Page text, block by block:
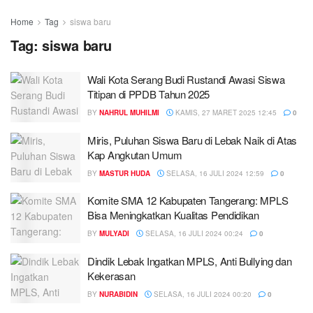
Home Tag siswa baru
Tag: siswa baru
Wali Kota Serang Budi Rustandi Awasi Siswa
Titipan di PPDB Tahun 2025
BY NAHRUL MUHILMI KAMIS, 27 MARET 2025 12:45 0
Miris, Puluhan Siswa Baru di Lebak Naik di Atas
Kap Angkutan Umum
BY MASTUR HUDA SELASA, 16 JULI 2024 12:59 0
Komite SMA 12 Kabupaten Tangerang: MPLS
Bisa Meningkatkan Kualitas Pendidikan
BY MULYADI SELASA, 16 JULI 2024 00:24 0
Dindik Lebak Ingatkan MPLS, Anti Bullying dan
Kekerasan
BY NURABIDIN SELASA, 16 JULI 2024 00:20 0